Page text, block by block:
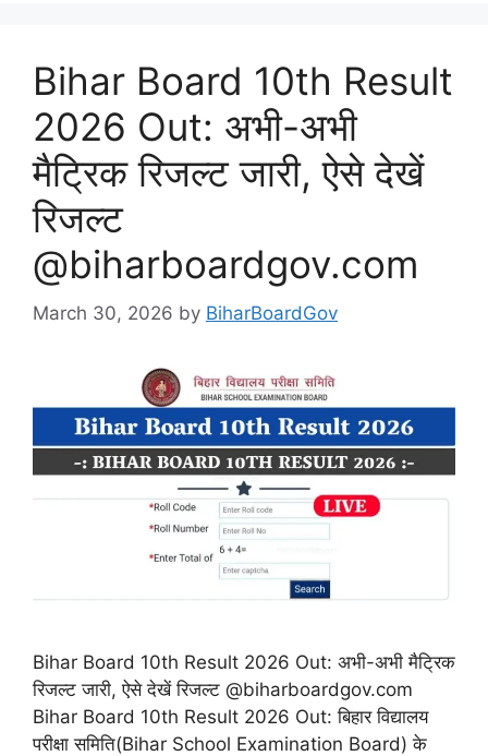
Bihar Board 10th Result
2026 Out: अभी-अभी
मैट्रिक रिजल्ट जारी, ऐसे देखें
रिजल्ट
@biharboardgov.com
March 30, 2026 by BiharBoardGov
Bihar Board 10th Result 2026 Out: अभी-अभी मैट्रिक
रिजल्ट जारी, ऐसे देखें रिजल्ट @biharboardgov.com
Bihar Board 10th Result 2026 Out: बिहार विद्यालय
परीक्षा समिति(Bihar School Examination Board) के